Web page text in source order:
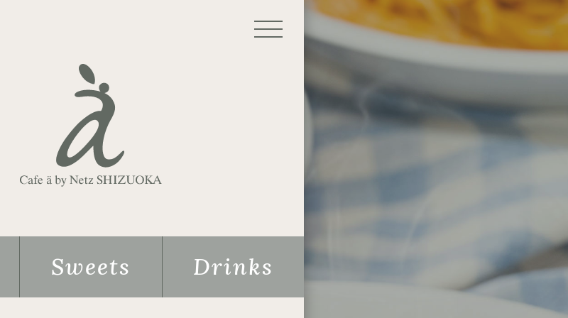
home
menu
Sweets Drinks